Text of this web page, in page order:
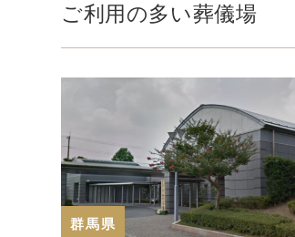
ご利用の多い葬儀場
群馬県